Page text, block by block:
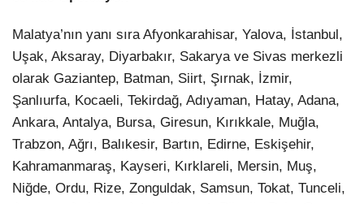
Malatya’nın yanı sıra Afyonkarahisar, Yalova, İstanbul,
Uşak, Aksaray, Diyarbakır, Sakarya ve Sivas merkezli
olarak Gaziantep, Batman, Siirt, Şırnak, İzmir,
Şanlıurfa, Kocaeli, Tekirdağ, Adıyaman, Hatay, Adana,
Ankara, Antalya, Bursa, Giresun, Kırıkkale, Muğla,
Trabzon, Ağrı, Balıkesir, Bartın, Edirne, Eskişehir,
Kahramanmaraş, Kayseri, Kırklareli, Mersin, Muş,
Niğde, Ordu, Rize, Zonguldak, Samsun, Tokat, Tunceli,